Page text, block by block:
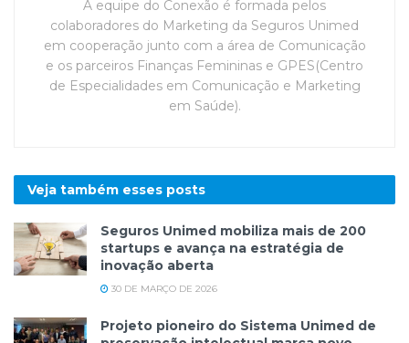
A equipe do Conexão é formada pelos
colaboradores do Marketing da Seguros Unimed
em cooperação junto com a área de Comunicação
e os parceiros Finanças Femininas e GPES(Centro
de Especialidades em Comunicação e Marketing
em Saúde).
Veja também esses posts
Seguros Unimed mobiliza mais de 200
startups e avança na estratégia de
inovação aberta
30 DE MARÇO DE 2026
Projeto pioneiro do Sistema Unimed de